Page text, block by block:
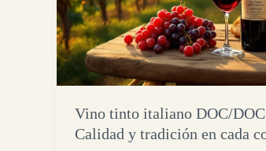
Vino tinto italiano DOC/
Calidad y tradición en cada